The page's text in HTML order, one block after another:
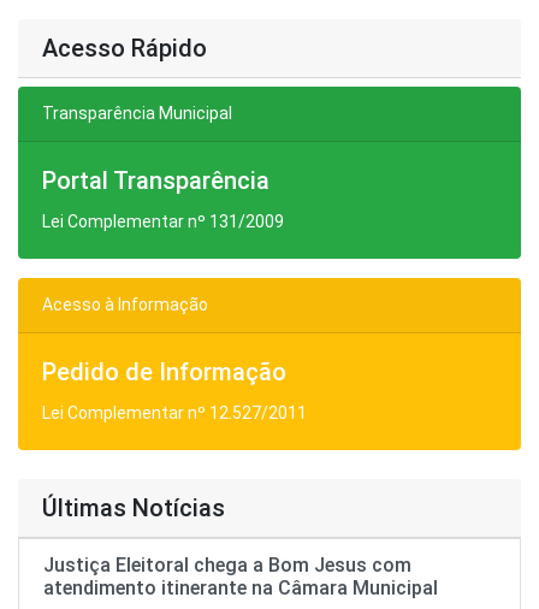
Acesso Rápido
Transparência Municipal
Portal Transparência
Lei Complementar nº 131/2009
Acesso à Informação
Pedido de Informação
Lei Complementar nº 12.527/2011
Últimas Notícias
Justiça Eleitoral chega a Bom Jesus com
atendimento itinerante na Câmara Municipal